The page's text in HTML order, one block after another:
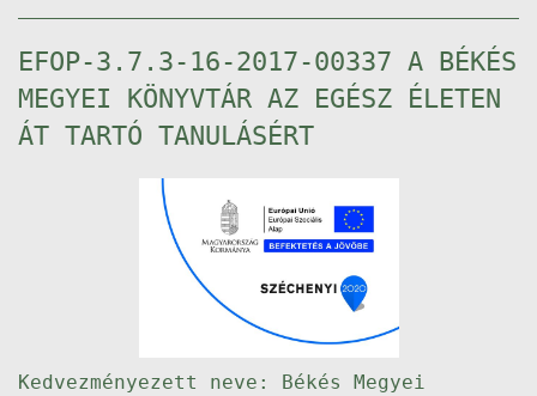
EFOP-3.7.3-16-2017-00337 A BÉKÉS
MEGYEI KÖNYVTÁR AZ EGÉSZ ÉLETEN
ÁT TARTÓ TANULÁSÉRT
Kedvezményezett neve: Békés Megyei